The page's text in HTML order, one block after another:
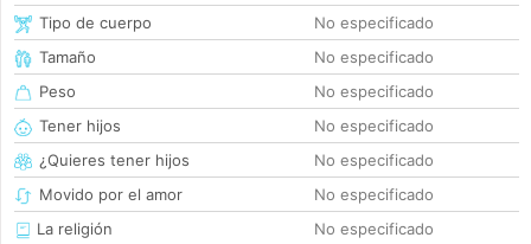
Tipo de cuerpo
No especificado
Tamaño
No especificado
Peso
No especificado
Tener hijos
No especificado
¿Quieres tener hijos
No especificado
Movido por el amor
No especificado
La religión
No especificado